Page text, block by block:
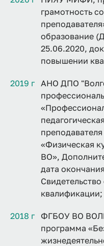
грамотность
образование
25.06.2020,
повышении
2019 г АНО ДПО
«Физическая
ВО»,
дата
квалификации;
2018 г
ФГБОУ ВО
программа